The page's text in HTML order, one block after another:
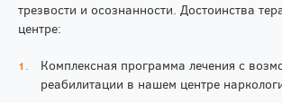
трезвости и осознанности. Достоинства
центре:
Комплексная программа лечения с
реабилитации в нашем центре